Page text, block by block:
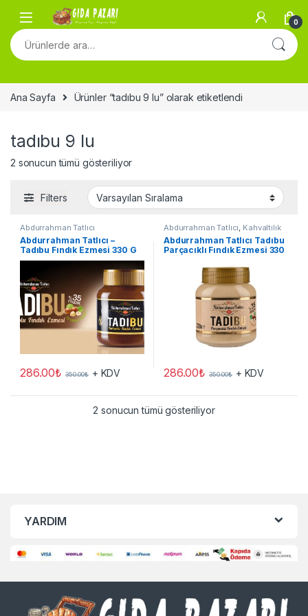
Skip to navigation
Skip to content
0
Ara:
Ana Sayfa Ürünler “tadıbu 9 lu” olarak etiketlendi
tadıbu 9 lu
2 sonucun tümü gösteriliyor
Filters
Abdurrahman Tatlıcı
Abdurrahman Tatlıcı –
Tadıbu Fındık Ezmesi 330 G
286.00₺ 350.00₺ + KDV
Abdurrahman Tatlıcı, Kahvaltılık
Abdurrahman Tatlıcı Tadıbu
Parçacıklı Fındık Ezmesi 330
286.00₺ 350.00₺ + KDV
2 sonucun tümü gösteriliyor
YARDIM